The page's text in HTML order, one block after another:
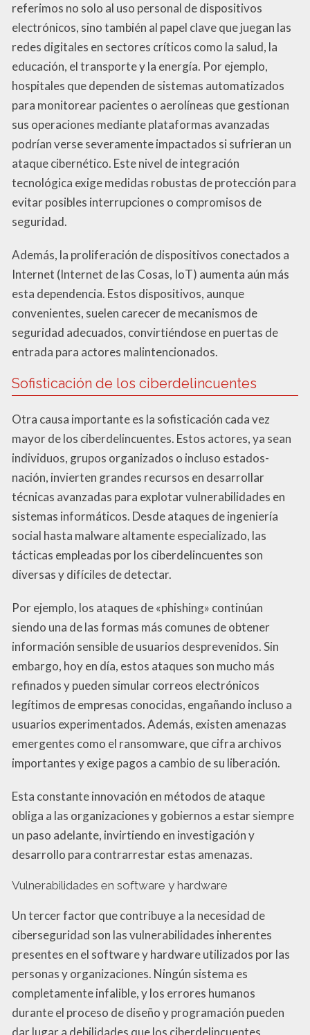
referimos no solo al uso personal de dispositivos
electrónicos, sino también al papel clave que juegan las
redes digitales en sectores críticos como la salud, la
educación, el transporte y la energía. Por ejemplo,
hospitales que dependen de sistemas automatizados
para monitorear pacientes o aerolíneas que gestionan
sus operaciones mediante plataformas avanzadas
podrían verse severamente impactados si sufrieran un
ataque cibernético. Este nivel de integración
tecnológica exige medidas robustas de protección para
evitar posibles interrupciones o compromisos de
seguridad.
Además, la proliferación de dispositivos conectados a
Internet (Internet de las Cosas, IoT) aumenta aún más
esta dependencia. Estos dispositivos, aunque
convenientes, suelen carecer de mecanismos de
seguridad adecuados, convirtiéndose en puertas de
entrada para actores malintencionados.
Sofisticación de los ciberdelincuentes
Otra causa importante es la sofisticación cada vez
mayor de los ciberdelincuentes. Estos actores, ya sean
individuos, grupos organizados o incluso estados-
nación, invierten grandes recursos en desarrollar
técnicas avanzadas para explotar vulnerabilidades en
sistemas informáticos. Desde ataques de ingeniería
social hasta malware altamente especializado, las
tácticas empleadas por los ciberdelincuentes son
diversas y difíciles de detectar.
Por ejemplo, los ataques de «phishing» continúan
siendo una de las formas más comunes de obtener
información sensible de usuarios desprevenidos. Sin
embargo, hoy en día, estos ataques son mucho más
refinados y pueden simular correos electrónicos
legítimos de empresas conocidas, engañando incluso a
usuarios experimentados. Además, existen amenazas
emergentes como el ransomware, que cifra archivos
importantes y exige pagos a cambio de su liberación.
Esta constante innovación en métodos de ataque
obliga a las organizaciones y gobiernos a estar siempre
un paso adelante, invirtiendo en investigación y
desarrollo para contrarrestar estas amenazas.
Vulnerabilidades en software y hardware
Un tercer factor que contribuye a la necesidad de
ciberseguridad son las vulnerabilidades inherentes
presentes en el software y hardware utilizados por las
personas y organizaciones. Ningún sistema es
completamente infalible, y los errores humanos
durante el proceso de diseño y programación pueden
dar lugar a debilidades que los ciberdelincuentes